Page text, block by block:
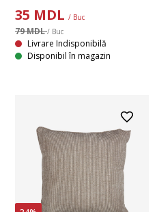
35 MDL / Buc
79 MDL/ Buc
Livrare Indisponibilă
Disponibil în magazin